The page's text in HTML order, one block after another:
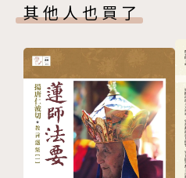
第三章 亞伯拉罕
第二節 示劍、伯特利、埃及
第三節 救出羅得
第四節 所多瑪的毁滅
第五節 立約
第六節 等候應許之子
第七節 亞比米勒（
其他人也買了